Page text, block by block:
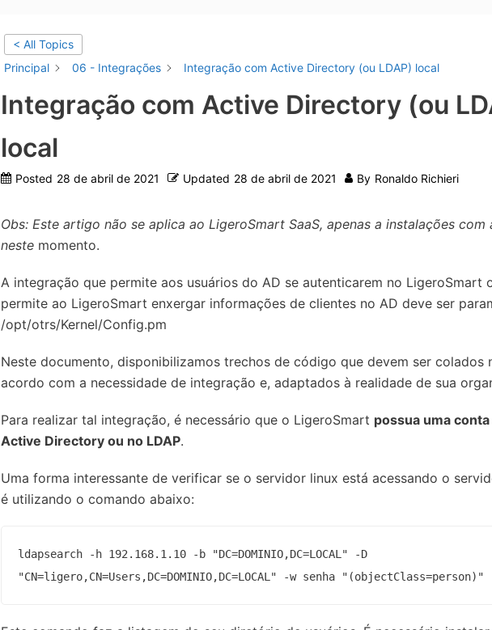
< All Topics
Principal
06 - Integrações Integração com Active Directory (ou LDAP) local
Integração com Active Directory (ou
local
Posted 28 de abril de 2021 Updated 28 de abril de 2021 By Ronaldo Richieri
Obs: Este artigo não se aplica ao LigeroSmart SaaS, apenas a instalações
neste momento.
A integração que permite aos usuários do AD se autenticarem no LigeroSmart
permite ao LigeroSmart enxergar informações de clientes no AD deve ser
/opt/otrs/Kernel/Config.pm
Neste documento, disponibilizamos trechos de código que devem ser colados
acordo com a necessidade de integração e, adaptados à realidade de sua
Para realizar tal integração, é necessário que o LigeroSmart possua uma
Active Directory ou no LDAP.
Uma forma interessante de verificar se o servidor linux está acessando o
é utilizando o comando abaixo:
ldapsearch -h 192.168.1.10 -b "DC=DOMINIO,DC=LOCAL" -D
"CN=ligero,CN=Users,DC=DOMINIO,DC=LOCAL" -w senha "(objectClass=person)"